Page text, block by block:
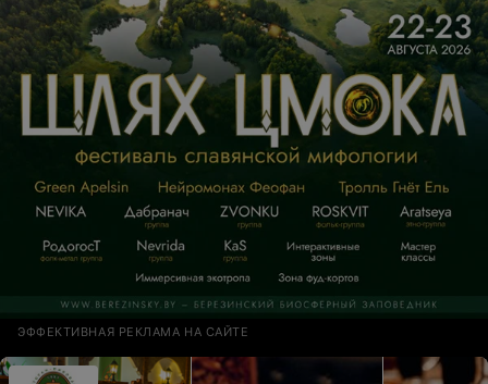
ЭФФЕКТИВНАЯ РЕКЛАМА НА САЙТЕ